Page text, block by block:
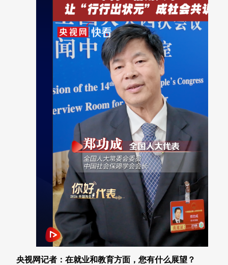
央视网记者：在就业和教育方面，您有什么展望？